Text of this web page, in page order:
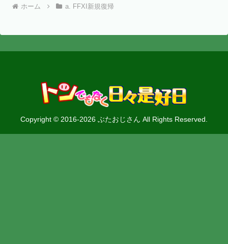
ホーム a. FFXI新規復帰
Copyright © 2016-2026 ぶたおじさん All Rights Reserved.